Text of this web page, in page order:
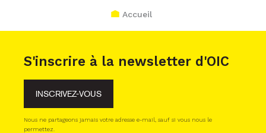
Accueil
S'inscrire à la newsletter d'OIC
INSCRIVEZ-VOUS
Nous ne partageons jamais votre adresse e-mail, sauf si vous nous le
permettez.